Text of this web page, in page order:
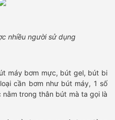
nhiều người sử dụng
máy bơm mực, bút gel, bút bi
cần bơm như bút máy, 1 số
trong thân bút mà ta gọi là